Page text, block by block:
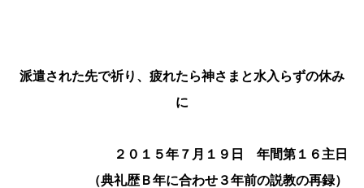
派遣された先で祈り、疲れたら神さまと水入らずの休み
に
２０１５年７月１９日 年間第１６主日
（典礼歴Ｂ年に合わせ３年前の説教の再録）